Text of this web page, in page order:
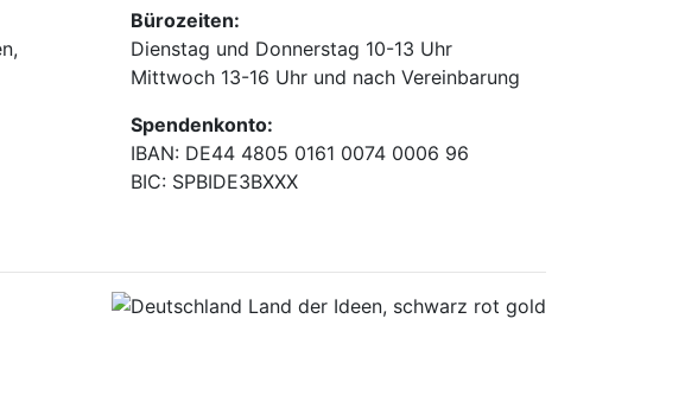
Bürozeiten:
Dienstag und Donnerstag 10-13 Uhr
Mittwoch 13-16 Uhr und nach Vereinbarung
Spendenkonto:
IBAN: DE44 4805 0161 0074 0006 96
BIC: SPBIDE3BXXX